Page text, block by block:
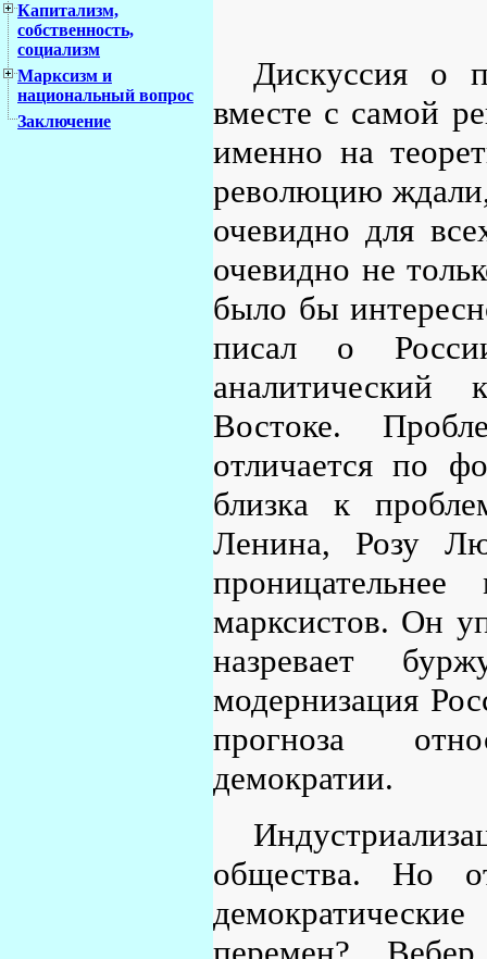
Капитализм,
собственность,
социализм
Марксизм и
национальный вопрос
Заключение
Дискуссия о
вместе с самой
именно на
революцию
очевидно для
очевидно не
было бы
писал о
Востоке.
отличается по
близка к
Ленина, Розу
марксистов. Он
назревает
модернизация
прогноза
демократии.
общества. Но